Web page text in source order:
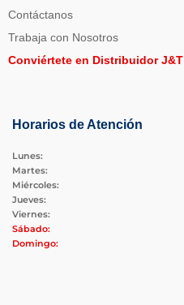
Contáctanos
Trabaja con Nosotros
Conviértete en Distribuidor J&T
Horarios de Atención
Lunes:
Martes:
Miércoles:
Jueves:
Viernes:
Sábado:
Domingo: